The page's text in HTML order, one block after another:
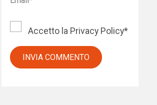
Accetto la Privacy Policy*